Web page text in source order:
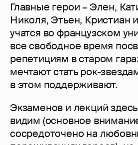
Главные герои – Элен,
Николя, Этьен, Кристиан
учатся во французском
все свободное время
репетициям в старом
мечтают стать рок-
в этом поддерживают.
Экзаменов и лекций
видим (основное
сосредоточено на